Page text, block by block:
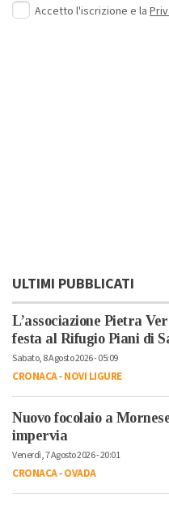
Accetto l'iscrizione e la
ULTIMI PUBBLICATI
L’associazione Pietra
festa al Rifugio Piani di
Sabato, 8 Agosto 2026 - 05:09
CRONACA-NOVI LIGURE
Nuovo focolaio a
impervia
Venerdì, 7 Agosto 2026 - 20:01
CRONACA-OVADA